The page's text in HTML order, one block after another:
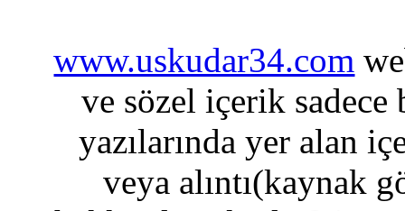
www.uskudar34.com
ve sözel içerik sadece
yazılarında yer alan
veya alıntı(kaynak